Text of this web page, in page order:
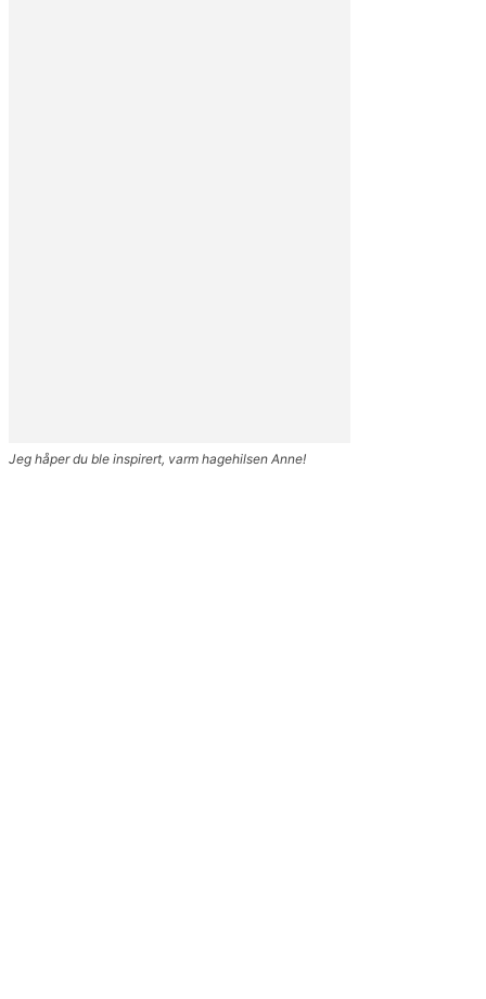
Jeg håper du ble inspirert, varm hagehilsen Anne!